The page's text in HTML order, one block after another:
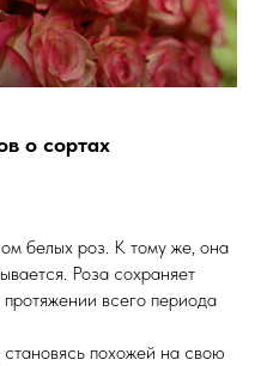
о сортах
белых роз. К тому же, она
Роза сохраняет
всего периода
похожей на свою